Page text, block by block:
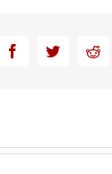
facebooktwitter